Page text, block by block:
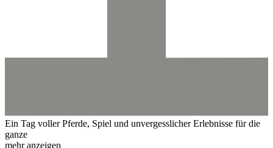
Ein Tag voller Pferde, Spiel und unvergesslicher Erlebnisse für die
ganze
mehr anzeigen